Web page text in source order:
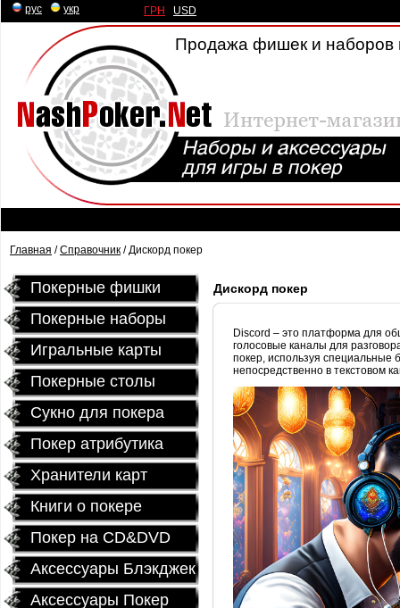
рус укр ГРН USD
Продажа фишек и наборов
Главная /Справочник / Дискорд покер
Покерные фишки
Покерные наборы
Игральные карты
Покерные столы
Сукно для покера
Покер атрибутика
Хранители карт
Книги о покере
Покер на CD&DVD
Аксессуары Блэкджек
Аксессуары Покер
Дискорд покер
Discord – это платформа для
голосовые каналы для
покер, используя специальные
непосредственно в текстовом